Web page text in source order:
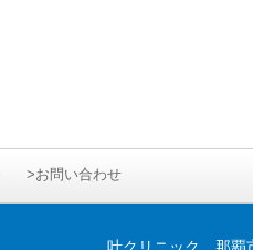
>お問い合わせ